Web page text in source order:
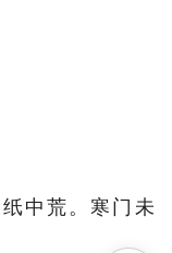
中荒。寒门未